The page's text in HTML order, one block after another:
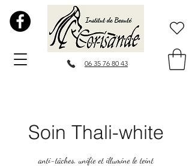
06 35 76 80 43
Soin Thali-white
anti-tâches, unifie et illumine le teint